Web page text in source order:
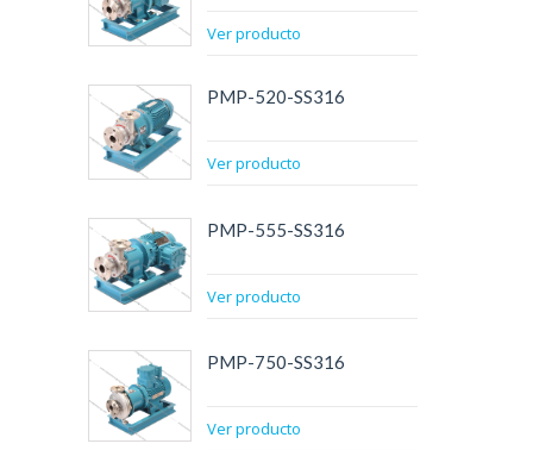
Ver producto
PMP-520-SS316
Ver producto
PMP-555-SS316
Ver producto
PMP-750-SS316
Ver producto